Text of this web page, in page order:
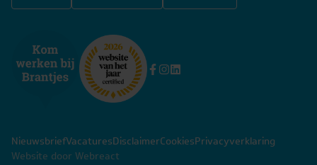
NieuwsbriefVacaturesDisclaimerCookiesPrivacyverklaring
Website door Webreact